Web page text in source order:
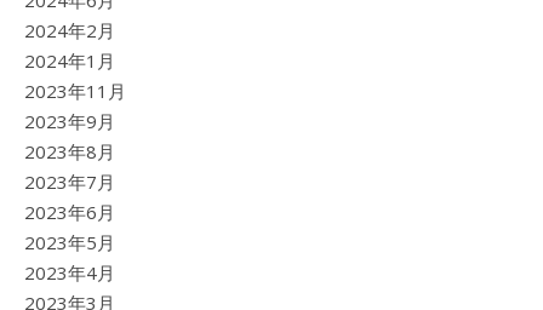
2024年2月
2024年1月
2023年11月
2023年9月
2023年8月
2023年7月
2023年6月
2023年5月
2023年4月
2023年3月